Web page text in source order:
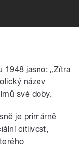
1948 jasno: „Zítra
název
své doby.
je primárně
citlivost,